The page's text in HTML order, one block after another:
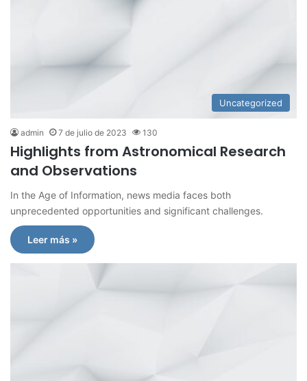
Uncategorized
admin 7 de julio de 2023 130
Highlights from Astronomical Research
and Observations
In the Age of Information, news media faces both
unprecedented opportunities and significant challenges.
Leer más »